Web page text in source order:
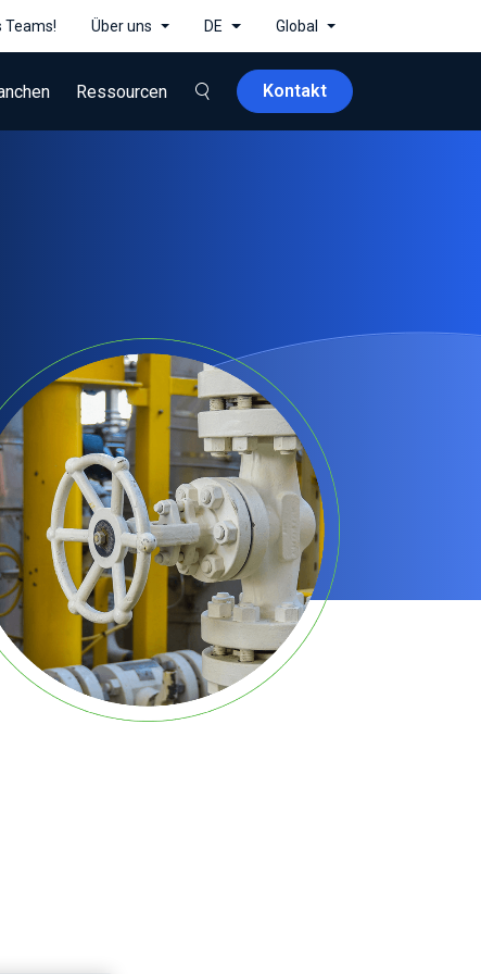
Teams! Über uns DE Global
Ressourcen Kontakt